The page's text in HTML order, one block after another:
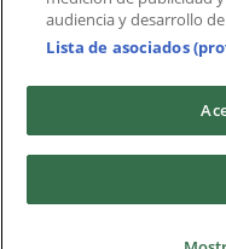
Copyright © Tiendeo ®
Términos y condiciones
audiencia y desarrollo
Lista de asociados